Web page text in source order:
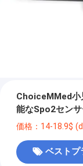
ChoiceMMed小
能なSpo2セン
価格：14-18.9$
ベストプ